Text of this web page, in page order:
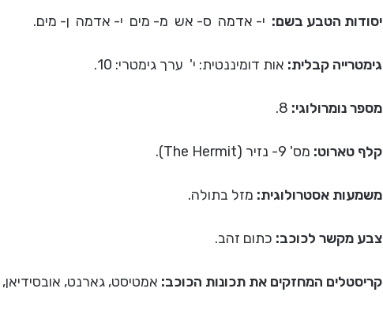
יסודות הטבע בשם: י- אדמה ס- אש מ- מים י- אדמה ן- מים.
גימטרייה קבלית: אות דומיננטית: י' ערך גימטרי: 10.
מספר נומרולוגי:
קלף טארוט: מס' 9- נזיר (The Hermit).
משמעות אסטרולוגית: מזל בתולה.
צבע מקשר לכוכב: כתום זהב.
קריסטלים המחזקים את תכונות הכוכב: אמטיסט, גארנט,